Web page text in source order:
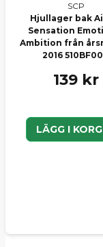
SCP
Hjullager bak
Sensation
Ambition från
2016
139 kr
LÄGG I